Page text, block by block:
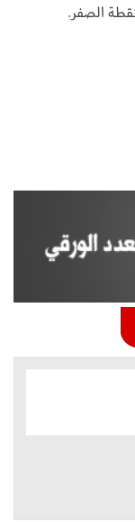
الصفر.